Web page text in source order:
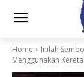
Home
Inilah
Menggunakan